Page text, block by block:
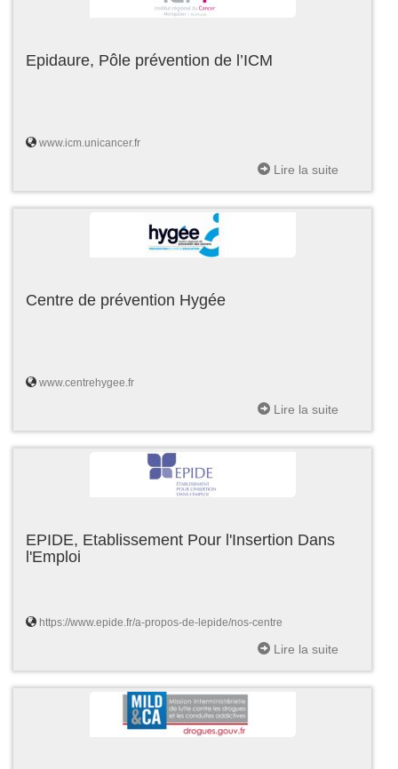
Epidaure, Pôle prévention de l’ICM
www.icm.unicancer.fr
Lire la suite
Centre de prévention Hygée
www.centrehygee.fr
Lire la suite
EPIDE, Etablissement Pour l'Insertion Dans
l'Emploi
https://www.epide.fr/a-propos-de-lepide/nos-centre
Lire la suite